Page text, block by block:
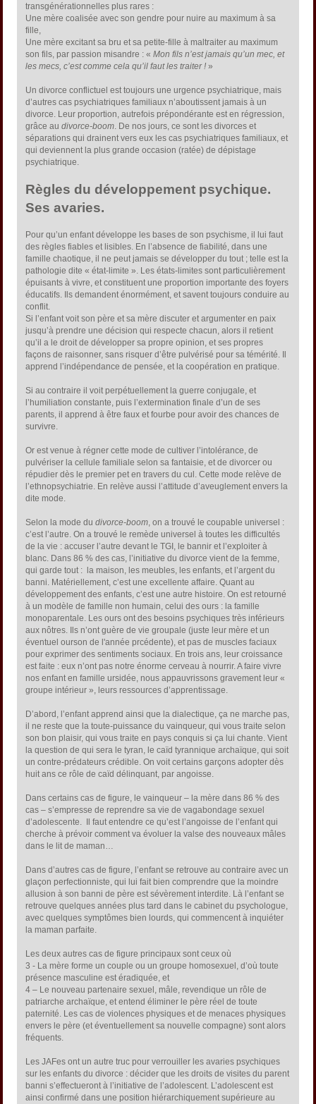
transgénérationnelles plus rares :
Une mère coalisée avec son gendre pour nuire au maximum à sa
fille,
Une mère excitant sa bru et sa petite-fille à maltraiter au maximum
son fils, par passion misandre : «Mon fils n’est jamais qu’un mec, et
les mecs, c’est comme cela qu’il faut les traiter !»
Un divorce conflictuel est toujours une urgence psychiatrique, mais
d’autres cas psychiatriques familiaux n’aboutissent jamais à un
divorce. Leur proportion, autrefois prépondérante est en régression,
grâce audivorce-boom . De nos jours, ce sont les divorces et
séparations qui drainent vers eux les cas psychiatriques familiaux, et
qui deviennent la plus grande occasion (ratée) de dépistage
psychiatrique.
Règles du développement psychique.
Ses avaries.
Pour qu’un enfant développe les bases de son psychisme, il lui faut
des règles fiables et lisibles. En l’absence de fiabilité, dans une
famille chaotique, il ne peut jamais se développer du tout ; telle est la
pathologie dite « état-limite ». Les états-limites sont particulièrement
épuisants à vivre, et constituent une proportion importante des foyers
éducatifs. Ils demandent énormément, et savent toujours conduire au
conflit.
Si l’enfant voit son père et sa mère discuter et argumenter en paix
jusqu’à prendre une décision qui respecte chacun, alors il retient
qu’il a le droit de développer sa propre opinion, et ses propres
façons de raisonner, sans risquer d’être pulvérisé pour sa témérité. Il
apprend l’indépendance de pensée, et la coopération en pratique.
Si au contraire il voit perpétuellement la guerre conjugale, et
l’humiliation constante, puis l’extermination finale d’un de ses
parents, il apprend à être faux et fourbe pour avoir des chances de
survivre.
Or est venue à régner cette mode de cultiver l’intolérance, de
pulvériser la cellule familiale selon sa fantaisie, et de divorcer ou
répudier dès le premier pet en travers du cul. Cette mode relève de
l’ethnopsychiatrie. En relève aussi l’attitude d’aveuglement envers la
dite mode.
Selon la mode dudivorce-boom , on a trouvé le coupable universel :
c’est l’autre. On a trouvé le remède universel à toutes les difficultés
de la vie : accuser l’autre devant le TGI, le bannir et l’exploiter à
blanc. Dans 86 % des cas, l’initiative du divorce vient de la femme,
qui garde tout : la maison, les meubles, les enfants, et l’argent du
banni. Matériellement, c’est une excellente affaire. Quant au
développement des enfants, c’est une autre histoire. On est retourné
à un modèle de famille non humain, celui des ours : la famille
monoparentale. Les ours ont des besoins psychiques très inférieurs
aux nôtres. Ils n’ont guère de vie groupale (juste leur mère et un
éventuel ourson de l'année prcédente), et pas de muscles faciaux
pour exprimer des sentiments sociaux. En trois ans, leur croissance
est faite : eux n’ont pas notre énorme cerveau à nourrir. A faire vivre
nos enfant en famille ursidée, nous appauvrissons gravement leur «
groupe intérieur », leurs ressources d’apprentissage.
D’abord, l’enfant apprend ainsi que la dialectique, ça ne marche pas,
il ne reste que la toute-puissance du vainqueur, qui vous traite selon
son bon plaisir, qui vous traite en pays conquis si ça lui chante. Vient
la question de qui sera le tyran, le caïd tyrannique archaïque, qui soit
un contre-prédateurs crédible. On voit certains garçons adopter dès
huit ans ce rôle de caïd délinquant, par angoisse.
Dans certains cas de figure, le vainqueur – la mère dans 86 % des
cas – s’empresse de reprendre sa vie de vagabondage sexuel
d’adolescente. Il faut entendre ce qu’est l’angoisse de l’enfant qui
cherche à prévoir comment va évoluer la valse des nouveaux mâles
dans le lit de maman…
Dans d’autres cas de figure, l’enfant se retrouve au contraire avec un
glaçon perfectionniste, qui lui fait bien comprendre que la moindre
allusion à son banni de père est sévèrement interdite. Là l’enfant se
retrouve quelques années plus tard dans le cabinet du psychologue,
avec quelques symptômes bien lourds, qui commencent à inquiéter
la maman parfaite.
Les deux autres cas de figure principaux sont ceux où
3 - La mère forme un couple ou un groupe homosexuel, d’où toute
présence masculine est éradiquée, et
4 – Le nouveau partenaire sexuel, mâle, revendique un rôle de
patriarche archaïque, et entend éliminer le père réel de toute
paternité. Les cas de violences physiques et de menaces physiques
envers le père (et éventuellement sa nouvelle compagne) sont alors
fréquents.
Les JAFes ont un autre truc pour verrouiller les avaries psychiques
sur les enfants du divorce : décider que les droits de visites du parent
banni s’effectueront à l’initiative de l’adolescent. L’adolescent est
ainsi confirmé dans une position hiérarchiquement supérieure au